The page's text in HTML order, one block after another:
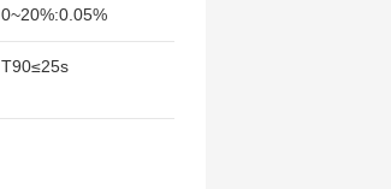
0~20%:0.05%
T90≤25s